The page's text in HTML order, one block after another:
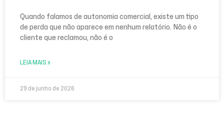
Quando falamos de autonomia comercial, existe um tipo
de perda que não aparece em nenhum relatório. Não é o
cliente que reclamou, não é o
LEIA MAIS »
29 de junho de 2026